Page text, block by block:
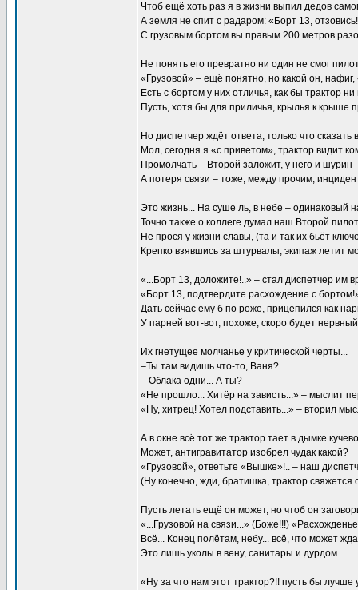
Чтоб ещё хоть раз я в жизни выпил дедов
А земля не спит с радаром: «Борт 13, отзовись!
С грузовым бортом вы правым 200 метров
Не понять его превратно ни один не смог
«Грузовой» – ещё понятно, но какой он, нафиг,
Есть с бортом у них отличья, как бы трактор
Пусть, хотя бы для приличья, крылья к крыше
Но диспетчер ждёт ответа, только что сказать
Мол, сегодня я «с приветом», трактор видит
Промолчать – Второй заложит, у него и шурин
А потеря связи – тоже, между прочим,
Это жизнь... На суше ль, в небе – одинаковый
Точно также о коллеге думал наш Второй
Не прося у жизни славы, (та и так их бьёт
Крепко взявшись за штурвалы, экипаж летит
«...Борт 13, доложите!..» – стал диспетчер им
«Борт 13, подтвердите расхождение с
Дать сейчас ему б по роже, прицепился как
У парней вот-вот, похоже, скоро будет
Их гнетущее молчанье у критической черты...
–Ты там видишь что-то, Ваня?
– Облака одни... А ты?
«Не прошло... Хитёр на зависть...» – мыслит
«Ну, хитрец! Хотел подставить...» – вторил
А в окне всё тот же трактор тает в дымке
Может, антигравитатор изобрел чудак какой?
«Грузовой», ответьте «Вышке»!.. – наш
(Ну конечно, жди, братишка, трактор свяжется
Пусть летать ещё он может, но чтоб он
«...Грузовой на связи...» (Боже!!!)
Всё... Конец полётам, небу... всё, что может
Это лишь уколы в вену, санитары и дурдом...
«Ну за что нам этот трактор?!! пусть бы лучше